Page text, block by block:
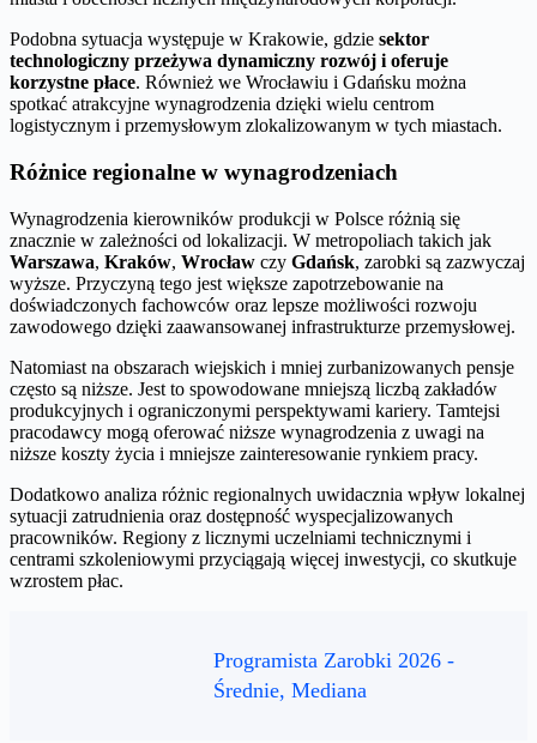
Podobna sytuacja występuje w Krakowie, gdzie sektor
technologiczny przeżywa dynamiczny rozwój i oferuje
korzystne płace. Również we Wrocławiu i Gdańsku można
spotkać atrakcyjne wynagrodzenia dzięki wielu centrom
logistycznym i przemysłowym zlokalizowanym w tych miastach.
Różnice regionalne w wynagrodzeniach
Wynagrodzenia kierowników produkcji w Polsce różnią się
znacznie w zależności od lokalizacji. W metropoliach takich jak
Warszawa, Kraków, Wrocław czy Gdańsk, zarobki są zazwyczaj
wyższe. Przyczyną tego jest większe zapotrzebowanie na
doświadczonych fachowców oraz lepsze możliwości rozwoju
zawodowego dzięki zaawansowanej infrastrukturze przemysłowej.
Natomiast na obszarach wiejskich i mniej zurbanizowanych pensje
często są niższe. Jest to spowodowane mniejszą liczbą zakładów
produkcyjnych i ograniczonymi perspektywami kariery. Tamtejsi
pracodawcy mogą oferować niższe wynagrodzenia z uwagi na
niższe koszty życia i mniejsze zainteresowanie rynkiem pracy.
Dodatkowo analiza różnic regionalnych uwidacznia wpływ lokalnej
sytuacji zatrudnienia oraz dostępność wyspecjalizowanych
pracowników. Regiony z licznymi uczelniami technicznymi i
centrami szkoleniowymi przyciągają więcej inwestycji, co skutkuje
wzrostem płac.
Programista Zarobki 2026 -
Średnie, Mediana